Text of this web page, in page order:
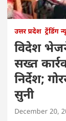
उत्तर प्रदेश ट्रेंडिंग
विदेश
सख्त
निर्देश;
सुनी
December 20,